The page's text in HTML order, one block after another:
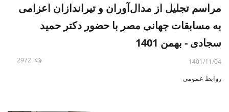
مراسم تجلیل از مدال‌آوران و تیراندازان اعزامی
به مسابقات جهانی مصر با حضور دکتر حمید
سجادی - بهمن 1401
1401/11/04
2972
روابط عمومی